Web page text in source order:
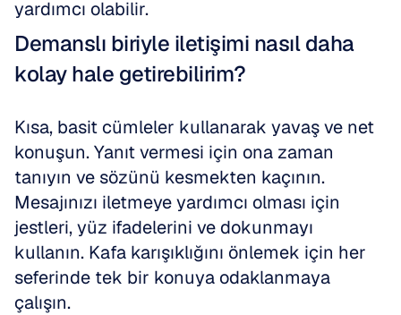
yardımcı olabilir.
Demanslı biriyle iletişimi nasıl daha
kolay hale getirebilirim?
Kısa, basit cümleler kullanarak yavaş ve net
konuşun. Yanıt vermesi için ona zaman
tanıyın ve sözünü kesmekten kaçının.
Mesajınızı iletmeye yardımcı olması için
jestleri, yüz ifadelerini ve dokunmayı
kullanın. Kafa karışıklığını önlemek için her
seferinde tek bir konuya odaklanmaya
çalışın.